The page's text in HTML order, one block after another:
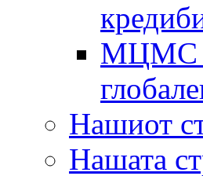
МЦМС -
Нашиот
Нашата